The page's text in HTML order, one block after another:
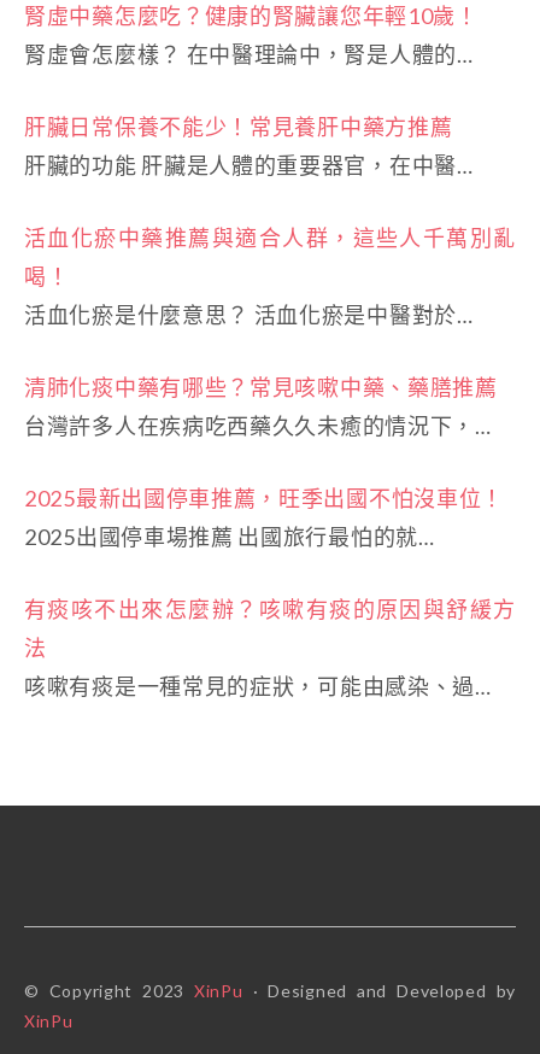
腎虛中藥怎麼吃？健康的腎臟讓您年輕10歲！
腎虛會怎麼樣？ 在中醫理論中，腎是人體的…
肝臟日常保養不能少！常見養肝中藥方推薦
肝臟的功能 肝臟是人體的重要器官，在中醫…
活血化瘀中藥推薦與適合人群，這些人千萬別亂
喝！
活血化瘀是什麼意思？ 活血化瘀是中醫對於…
清肺化痰中藥有哪些？常見咳嗽中藥、藥膳推薦
台灣許多人在疾病吃西藥久久未癒的情況下，…
2025最新出國停車推薦，旺季出國不怕沒車位！
2025出國停車場推薦 出國旅行最怕的就…
有痰咳不出來怎麼辦？咳嗽有痰的原因與舒緩方
法
咳嗽有痰是一種常見的症狀，可能由感染、過…
© Copyright 2023XinPu · Designed and Developed by
XinPu